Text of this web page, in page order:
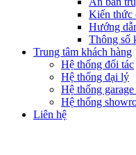
Kiến thức
Hướng
Thông số
Trung tâm khách hàng
Hệ thống đối tác
Hệ thống đại lý
Hệ thống
Hệ thống
Liên hệ